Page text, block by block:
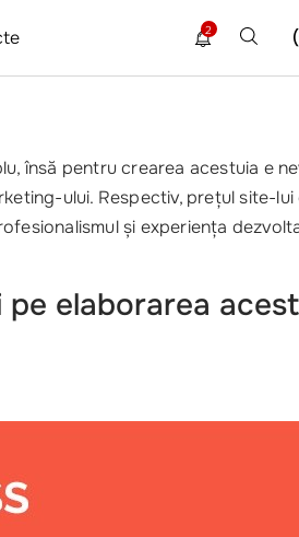
2
însă pentru crearea acestuia e
ului. Respectiv, prețul site-
și experiența
elaborarea